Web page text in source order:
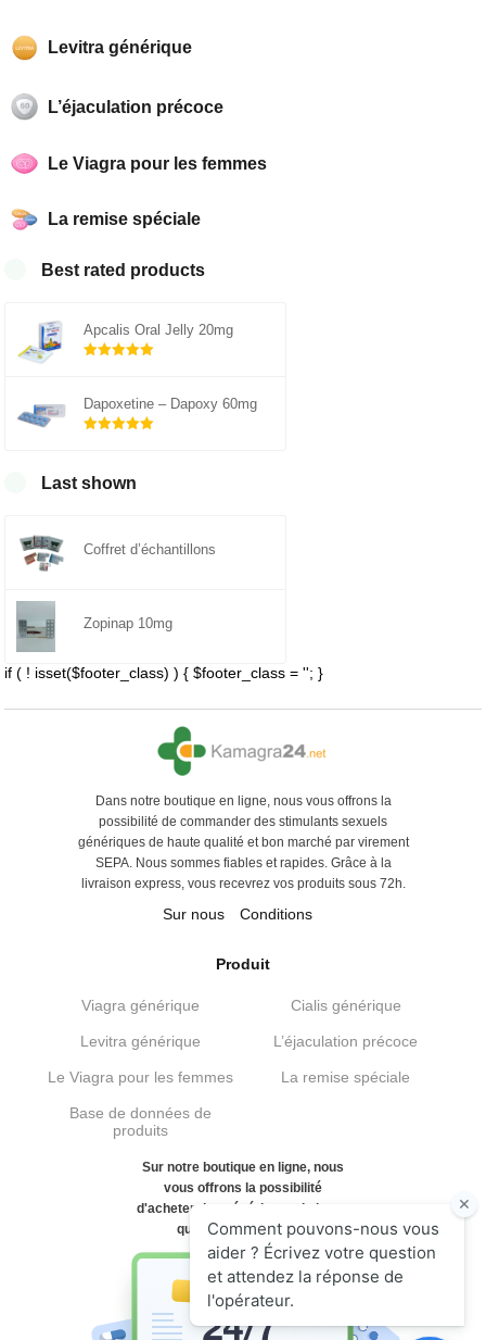
Levitra générique
L’éjaculation précoce
Le Viagra pour les femmes
La remise spéciale
Best rated products
Apcalis Oral Jelly 20mg
Dapoxetine – Dapoxy 60mg
Last shown
Coffret d’échantillons
Zopinap 10mg
if ( ! isset($footer_class) ) { $footer_class = ''; }
Dans notre boutique en ligne, nous vous offrons la
possibilité de commander des stimulants sexuels
génériques de haute qualité et bon marché par virement
SEPA. Nous sommes fiables et rapides. Grâce à la
livraison express, vous recevrez vos produits sous 72h.
Sur nous Conditions
Produit
Viagra générique Cialis générique
Levitra générique L’éjaculation précoce
Le Viagra pour les femmes La remise spéciale
Base de données de
produits
Sur notre boutique en ligne, nous
vous offrons la possibilité
d'acheter des génériques de haute
qualité et bon marché